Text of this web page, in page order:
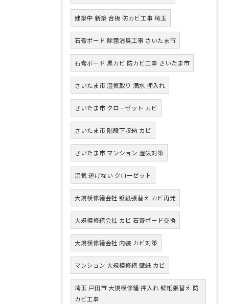
建築中 新築 合板 防カビ工事 埼玉
石膏ボード 除菌消臭工事 さいたま市
石膏ボード 黒カビ 防カビ工事 さいたま市
さいたま市 湿気取り 満水 押入れ
さいたま市 クローゼット カビ
さいたま市 階段下収納 カビ
さいたま市 マンション 湿気対策
湿気 逃げない クローゼット
大規模修繕会社 壁紙張替え カビ再発
大規模修繕会社 カビ 石膏ボード交換
大規模修繕会社 内装 カビ対策
マンション 大規模修繕 壁紙 カビ
埼玉 戸田市 大規模修繕 押入れ 壁紙張替え 防
カビ工事